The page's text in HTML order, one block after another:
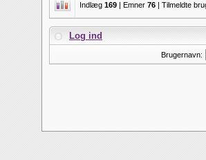
Indlæg 169 | Emner 76 | Tilmeldte
Log ind
Brugernavn: